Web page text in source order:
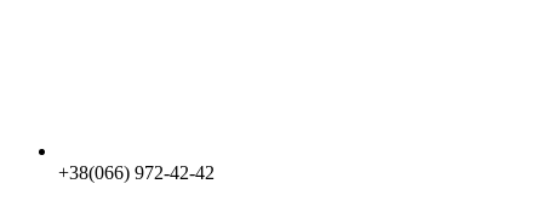
+38(066) 972-42-42